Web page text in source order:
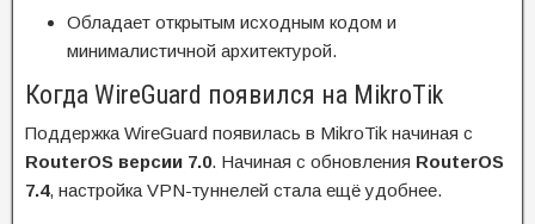
Обладает открытым исходным кодом и
минималистичной архитектурой.
Когда WireGuard появился на MikroTik
Поддержка WireGuard появилась в MikroTik начиная с
RouterOS версии 7.0. Начиная с обновления RouterOS
7.4, настройка VPN-туннелей стала ещё удобнее.